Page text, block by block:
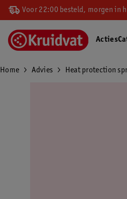
Voor 22:00 besteld, morgen in
Acties
Home Advies Heat protection